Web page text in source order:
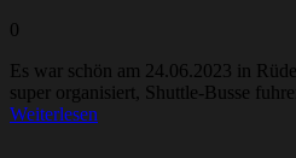
0
Es war schön am 24.06.2023 in
super organisiert, Shuttle-Busse
Weiterlesen